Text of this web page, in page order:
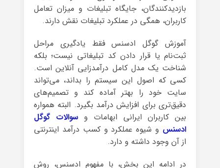
بازدیدکنندگان، جایگاه تبلیغات و میزان تعامل
کاربران، همگی در عملکرد تبلیغات نقش دارند.
آموزش گوگل ادسنس فقط یادگیری مراحل
ثبت‌نام یا قرار دادن کد تبلیغاتی نیست؛ بلکه
شناخت یک مدل کامل درآمدزایی آنلاین است.
کسی که اصول این سیستم را بداند، می‌تواند
سایت خود را بهتر آماده کند و تصمیم‌های
دقیق‌تری برای افزایش درآمد بگیرد. البته همواره
بین کاربران ایرانی ابهامات وسوالات گوگل
ادسنس و شیوه عملکرد و کسب درآمد اینترنتی
از آن وجود داشته و دارد.
در ادامه این بخش، با مفهوم ادسنس، روش